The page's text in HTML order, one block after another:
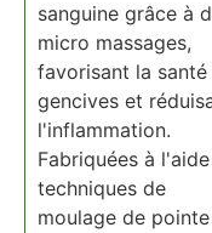
sanguine grâce à
micro massages,
favorisant la santé
gencives et
l'inflammation.
Fabriquées à
techniques de
moulage de pointe